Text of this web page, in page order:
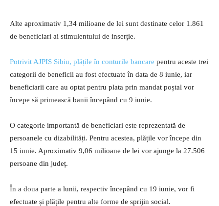
Alte aproximativ 1,34 milioane de lei sunt destinate celor 1.861
de beneficiari ai stimulentului de inserție.
Potrivit AJPIS Sibiu, plățile în conturile bancare pentru aceste trei
categorii de beneficii au fost efectuate în data de 8 iunie, iar
beneficiarii care au optat pentru plata prin mandat poștal vor
începe să primească banii începând cu 9 iunie.
O categorie importantă de beneficiari este reprezentată de
persoanele cu dizabilități. Pentru acestea, plățile vor începe din
15 iunie. Aproximativ 9,06 milioane de lei vor ajunge la 27.506
persoane din județ.
În a doua parte a lunii, respectiv începând cu 19 iunie, vor fi
efectuate și plățile pentru alte forme de sprijin social.